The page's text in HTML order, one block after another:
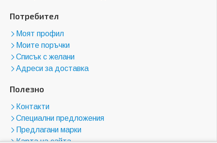
Потребител
Моят профил
Моите поръчки
Списък с желани
Адреси за доставка
Полезно
Контакти
Специални предложения
Предлагани марки
Карта на сайта